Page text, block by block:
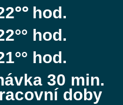
°° hod.
hod.
hod.
30 min.
doby